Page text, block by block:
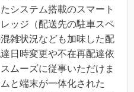
システム搭載のスマート
ッジ（配送先の駐車スペ
雑状況なども加味した配
日時変更や不在再配達依
ムーズに従事いただけま
と端末が一体化された